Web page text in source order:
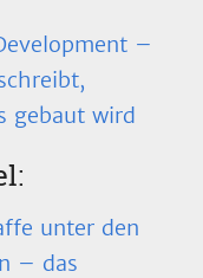
–
gebaut wird
unter den
– das